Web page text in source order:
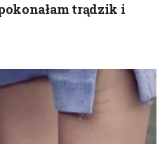
trądzik i